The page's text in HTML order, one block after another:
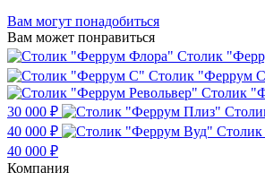
Вам могут понадобиться
Вам может понравиться
Столик
Столик "Феррум
Столик
30 000 ₽
40 000 ₽
40 000 ₽
Компания